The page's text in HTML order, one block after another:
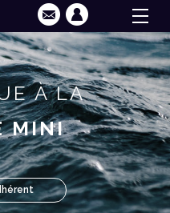
À LA
MINI